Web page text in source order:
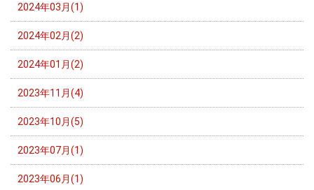
2024年03月(1)
2024年02月(2)
2024年01月(2)
2023年11月(4)
2023年10月(5)
2023年07月(1)
2023年06月(1)